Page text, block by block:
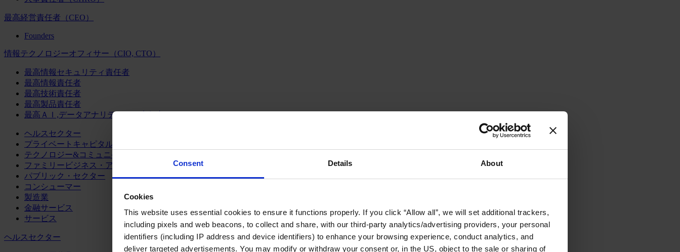
Consent Details About
Cookies
This website uses essential cookies to ensure it functions properly. If you click “Allow all”, we will set additional trackers,
including pixels and web beacons, to collect and share, with our third-party analytics/advertising providers, your personal
identifiers (including IP address and device identifiers) to enhance your browsing experience, conduct analytics, and
deliver targeted advertisements. You may modify or withdraw your consent or, in the US, object to the sale or sharing of
最高経営責任者（CEO）
Founders
情報テクノロジーオフィサー（CIO, CTO）
最高情報セキュリティ責任者
最高情報責任者
最高技術責任者
最高製品責任者
最高ＡＩ,データアナリティクス責任者
ヘルスセクター
プライベートキャピタル
テクノロジー&コミュニケーション
ファミリービジネス・アドバイザリー
パブリック・セクター
コンシューマー
製造業
金融サービス
サービス
ヘルスセクター